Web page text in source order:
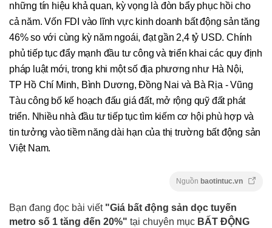
những tín hiệu khả quan, kỳ vọng là đòn bẩy phục hồi cho
cả năm. Vốn FDI vào lĩnh vực kinh doanh bất động sản tăng
46% so với cùng kỳ năm ngoái, đạt gần 2,4 tỷ USD. Chính
phủ tiếp tục đẩy mạnh đầu tư công và triển khai các quy định
pháp luật mới, trong khi một số địa phương như Hà Nội,
TP Hồ Chí Minh, Bình Dương, Đồng Nai và Bà Rịa - Vũng
Tàu công bố kế hoạch đấu giá đất, mở rộng quỹ đất phát
triển. Nhiều nhà đầu tư tiếp tục tìm kiếm cơ hội phù hợp và
tin tưởng vào tiềm năng dài hạn của thị trường bất động sản
Việt Nam.
Nguồn baotintuc.vn
Bạn đang đọc bài viết "Giá bất động sản dọc tuyến
metro số 1 tăng đến 20%" tại chuyên mục BẤT ĐỘNG